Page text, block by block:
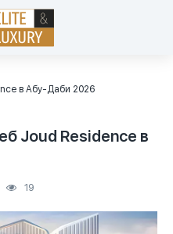
в Абу-Даби 2026
Joud Residence в
19